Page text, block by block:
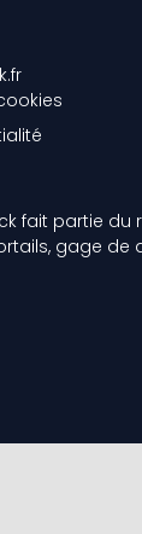
fait partie du
gage de